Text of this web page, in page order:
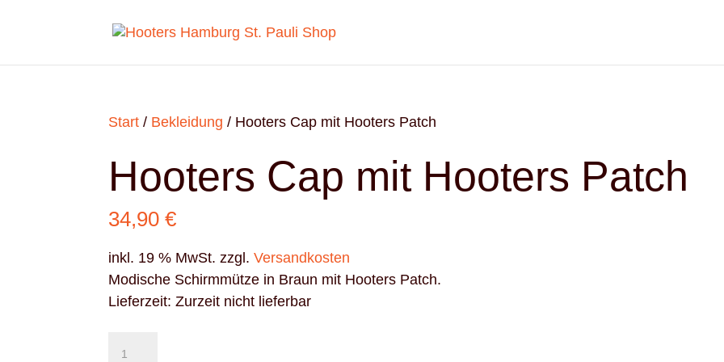
Start / Bekleidung / Hooters Cap mit Hooters Patch
Hooters Cap mit Hooters Patch
34,90€
inkl. 19 % MwSt. zzgl.Versandkosten
Modische Schirmmütze in Braun mit Hooters Patch.
Lieferzeit:Zurzeit nicht lieferbar